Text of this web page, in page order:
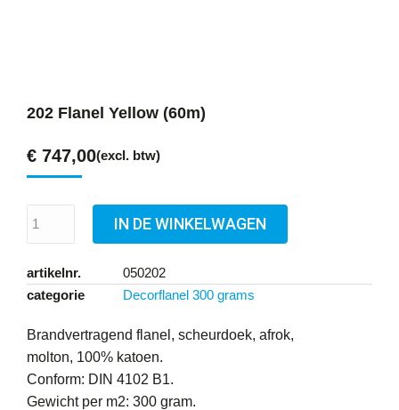
202 Flanel Yellow (60m)
€ 747,00(excl. btw)
IN DE WINKELWAGEN
artikelnr.
050202
categorie
Decorflanel 300 grams
Brandvertragend flanel, scheurdoek, afrok,
molton, 100% katoen.
Conform: DIN 4102 B1.
Gewicht per m2: 300 gram.